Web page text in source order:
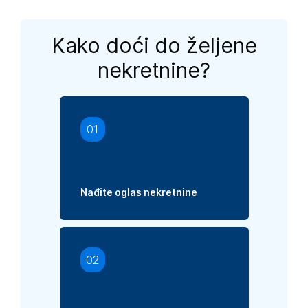
Kako doći do željene
nekretnine?
01
Nađite oglas nekretnine
02